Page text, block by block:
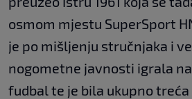
osmom mjestu SuperSport
je po mišljenju stručnjaka i
nogometne javnosti igrala
fudbal te je bila ukupno